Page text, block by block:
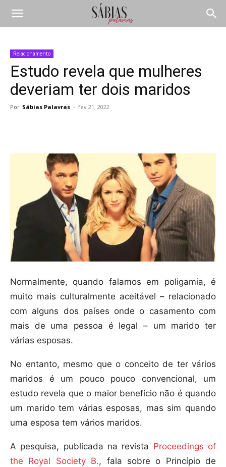
Relacionamento
Estudo revela que mulheres
deveriam ter dois maridos
Por Sábias Palavras - fev 21, 2022
Normalmente, quando falamos em poligamia, é
muito mais culturalmente aceitável – relacionado
com alguns dos países onde o casamento com
mais de uma pessoa é legal – um marido ter
várias esposas.
No entanto, mesmo que o conceito de ter vários
maridos é um pouco pouco convencional, um
estudo revela que o maior benefício não é quando
um marido tem várias esposas, mas sim quando
uma esposa tem vários maridos.
A pesquisa, publicada na revista Proceedings of
the Royal Society B., fala sobre o Princípio de